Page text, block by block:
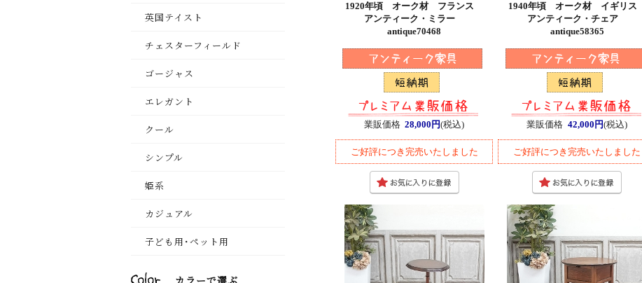
1920年頃 オーク材 フランス
アンティーク・ミラー
antique70468
業販価格 28,000円(税込)
ご好評につき完売いたしました
1940年頃 オーク材 イギリス
アンティーク・チェア
antique58365
業販価格 42,000円(税込)
ご好評につき完売いたしました